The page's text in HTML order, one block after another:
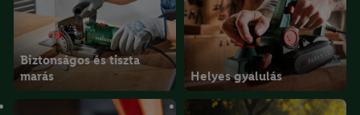
Biztonságos és tiszta
marás
Helyes gyalulás